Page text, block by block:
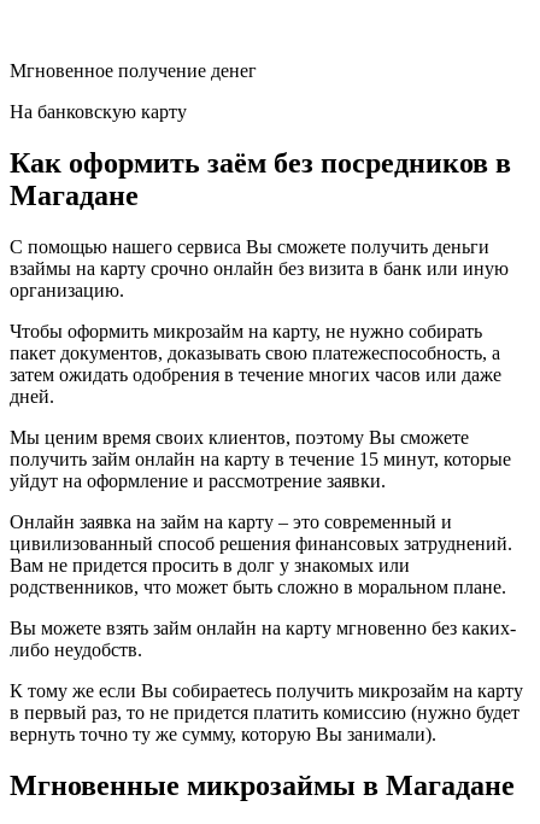
Мгновенное получение денег
На банковскую карту
Как оформить заём без посредников в
Магадане
С помощью нашего сервиса Вы сможете получить деньги
взаймы на карту срочно онлайн без визита в банк или иную
организацию.
Чтобы оформить микрозайм на карту, не нужно собирать
пакет документов, доказывать свою платежеспособность, а
затем ожидать одобрения в течение многих часов или даже
дней.
Мы ценим время своих клиентов, поэтому Вы сможете
получить займ онлайн на карту в течение 15 минут, которые
уйдут на оформление и рассмотрение заявки.
Онлайн заявка на займ на карту – это современный и
цивилизованный способ решения финансовых затруднений.
Вам не придется просить в долг у знакомых или
родственников, что может быть сложно в моральном плане.
Вы можете взять займ онлайн на карту мгновенно без каких-
либо неудобств.
К тому же если Вы собираетесь получить микрозайм на карту
в первый раз, то не придется платить комиссию (нужно будет
вернуть точно ту же сумму, которую Вы занимали).
Мгновенные микрозаймы в Магадане